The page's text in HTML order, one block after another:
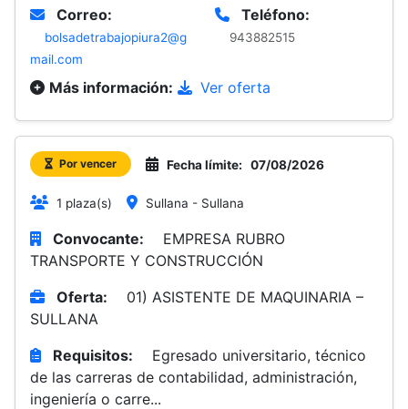
Correo:
bolsadetrabajopiura2@g
mail.com
Teléfono:
943882515
Más información: Ver oferta
Por vencer Fecha límite: 07/08/2026
1 plaza(s) Sullana - Sullana
Convocante:
EMPRESA RUBRO
TRANSPORTE Y CONSTRUCCIÓN
Oferta:
01) ASISTENTE DE MAQUINARIA –
SULLANA
Requisitos:
Egresado universitario, técnico
de las carreras de contabilidad, administración,
ingeniería o carre...